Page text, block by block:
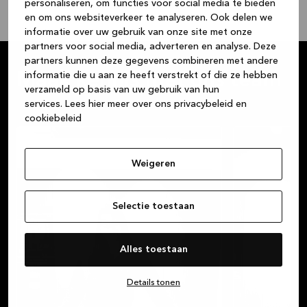
personaliseren, om functies voor social media te bieden
en om ons websiteverkeer te analyseren. Ook delen we
informatie over uw gebruik van onze site met onze
partners voor social media, adverteren en analyse. Deze
partners kunnen deze gegevens combineren met andere
informatie die u aan ze heeft verstrekt of die ze hebben
verzameld op basis van uw gebruik van hun
services. Lees hier meer over ons privacybeleid en
cookiebeleid
Weigeren
Selectie toestaan
Alles toestaan
Details tonen
Maak kennis met ons team